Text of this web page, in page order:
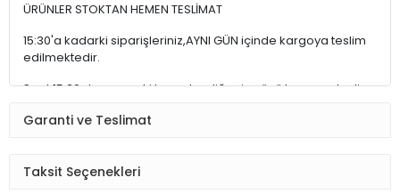
ÜRÜNLER STOKTAN HEMEN TESLİMAT
15:30'a kadarki siparişleriniz,AYNI GÜN içinde kargoya teslim
edilmektedir.
Saat 15:30 dan sonraki kargolar,diğer iş günü kargoya teslim
Siparişiniz kontrol ediniz.Telefon adres email gibi yanlışlık
Garanti ve Teslimat
Taksit Seçenekleri